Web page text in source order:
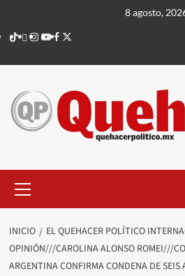
contenido
8 agosto,
TikTok
threads
Instagram
Youtube
Facebook
X
principal
INICIO
EL QUEHACER POLÍTICO
OPINIÓN///CAROLINA ALONSO ROMEI///
ARGENTINA CONFIRMA CONDENA DE SEIS